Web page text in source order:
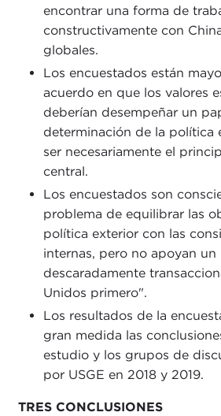
encontrar una forma de
constructivamente con
globales.
Los encuestados están
acuerdo en que los valores
deberían desempeñar un
determinación de la política
ser necesariamente el
central.
Los encuestados son
problema de equilibrar las
política exterior con las
internas, pero no apoyan
descaradamente
Unidos primero".
Los resultados de la
gran medida las
estudio y los grupos de
por USGE en 2018 y 2019.
TRES CONCLUSIONES